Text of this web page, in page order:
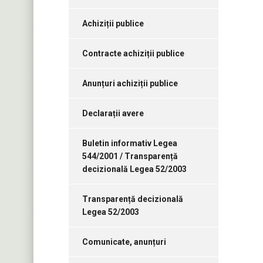
Achiziții publice
Contracte achiziții publice
Anunțuri achiziții publice
Declarații avere
Buletin informativ Legea
544/2001 / Transparență
decizională Legea 52/2003
Transparență decizională
Legea 52/2003
Comunicate, anunțuri